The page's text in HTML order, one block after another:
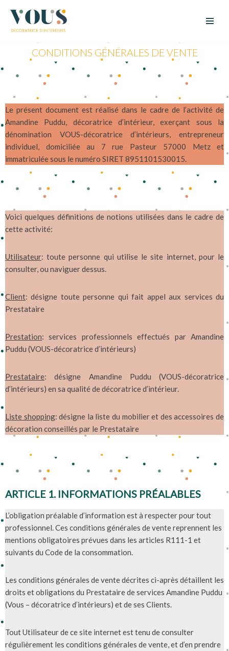
Aller
contenuCONDITIONS GÉNÉRALES DE VENTE
Le présent document est réalisé dans le cadre de l’activité de
Amandine Puddu, décoratrice d’intérieur, exerçant sous la
dénomination VOUS-décoratrice d’intérieurs, entrepreneur
individuel, domiciliée au 7 rue Pasteur 57000 Metz et
immatriculée sous le numéro SIRET 8951101530015.
Voici quelques définitions de notions utilisées dans le cadre de
cette activité:
Utilisateur: toute personne qui utilise le site internet, pour le
consulter, ou naviguer dessus.
Client: désigne toute personne qui fait appel aux services du
Prestataire
Prestation: services professionnels effectués par Amandine
Puddu (VOUS-décoratrice d’intérieurs)
Prestataire: désigne Amandine Puddu (VOUS-décoratrice
d’intérieurs) en sa qualité de décoratrice d’intérieur.
Liste shopping: désigne la liste du mobilier et des accessoires de
décoration conseillés par le Prestataire
ARTICLE 1. INFORMATIONS PRÉALABLES
L’obligation préalable d’information est à respecter pour tout
professionnel. Ces conditions générales de vente reprennent les
mentions obligatoires prévues dans les articles R111-1 et
suivants du Code de la consommation.
Les conditions générales de vente décrites ci-après détaillent les
droits et obligations du Prestataire de services Amandine Puddu
(Vous – décoratrice d’intérieurs) et de ses Clients.
Tout Utilisateur de ce site internet est tenu de consulter
régulièrement les conditions générales de vente, et d’en prendre